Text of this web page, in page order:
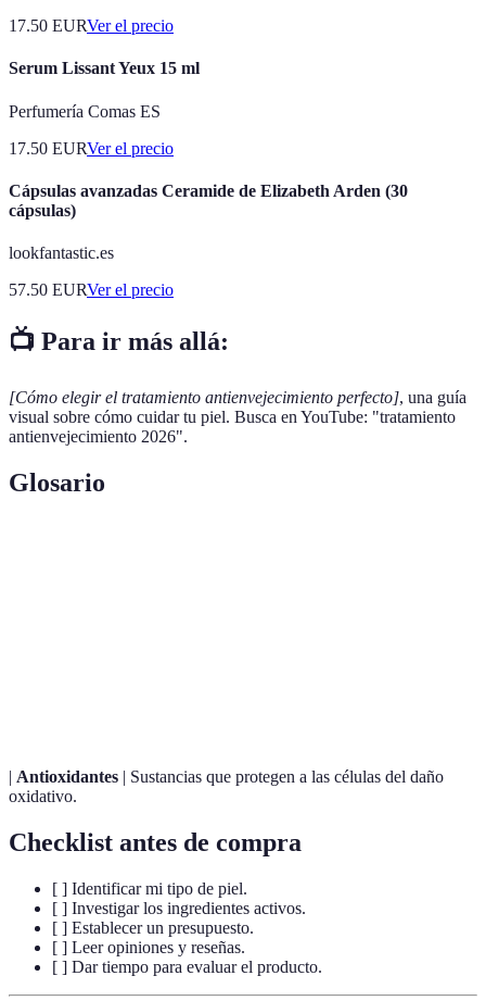
17.50 EURVer el precio
Serum Lissant Yeux 15 ml
Perfumería Comas ES
17.50 EURVer el precio
Cápsulas avanzadas Ceramide de Elizabeth Arden (30
cápsulas)
lookfantastic.es
57.50 EURVer el precio
📺 Para ir más allá:
[Cómo elegir el tratamiento antienvejecimiento perfecto], una guía
visual sobre cómo cuidar tu piel. Busca en YouTube: "tratamiento
antienvejecimiento 2026".
Glosario
| Antioxidantes | Sustancias que protegen a las células del daño
oxidativo.
Checklist antes de compra
[ ] Identificar mi tipo de piel.
[ ] Investigar los ingredientes activos.
[ ] Establecer un presupuesto.
[ ] Leer opiniones y reseñas.
[ ] Dar tiempo para evaluar el producto.